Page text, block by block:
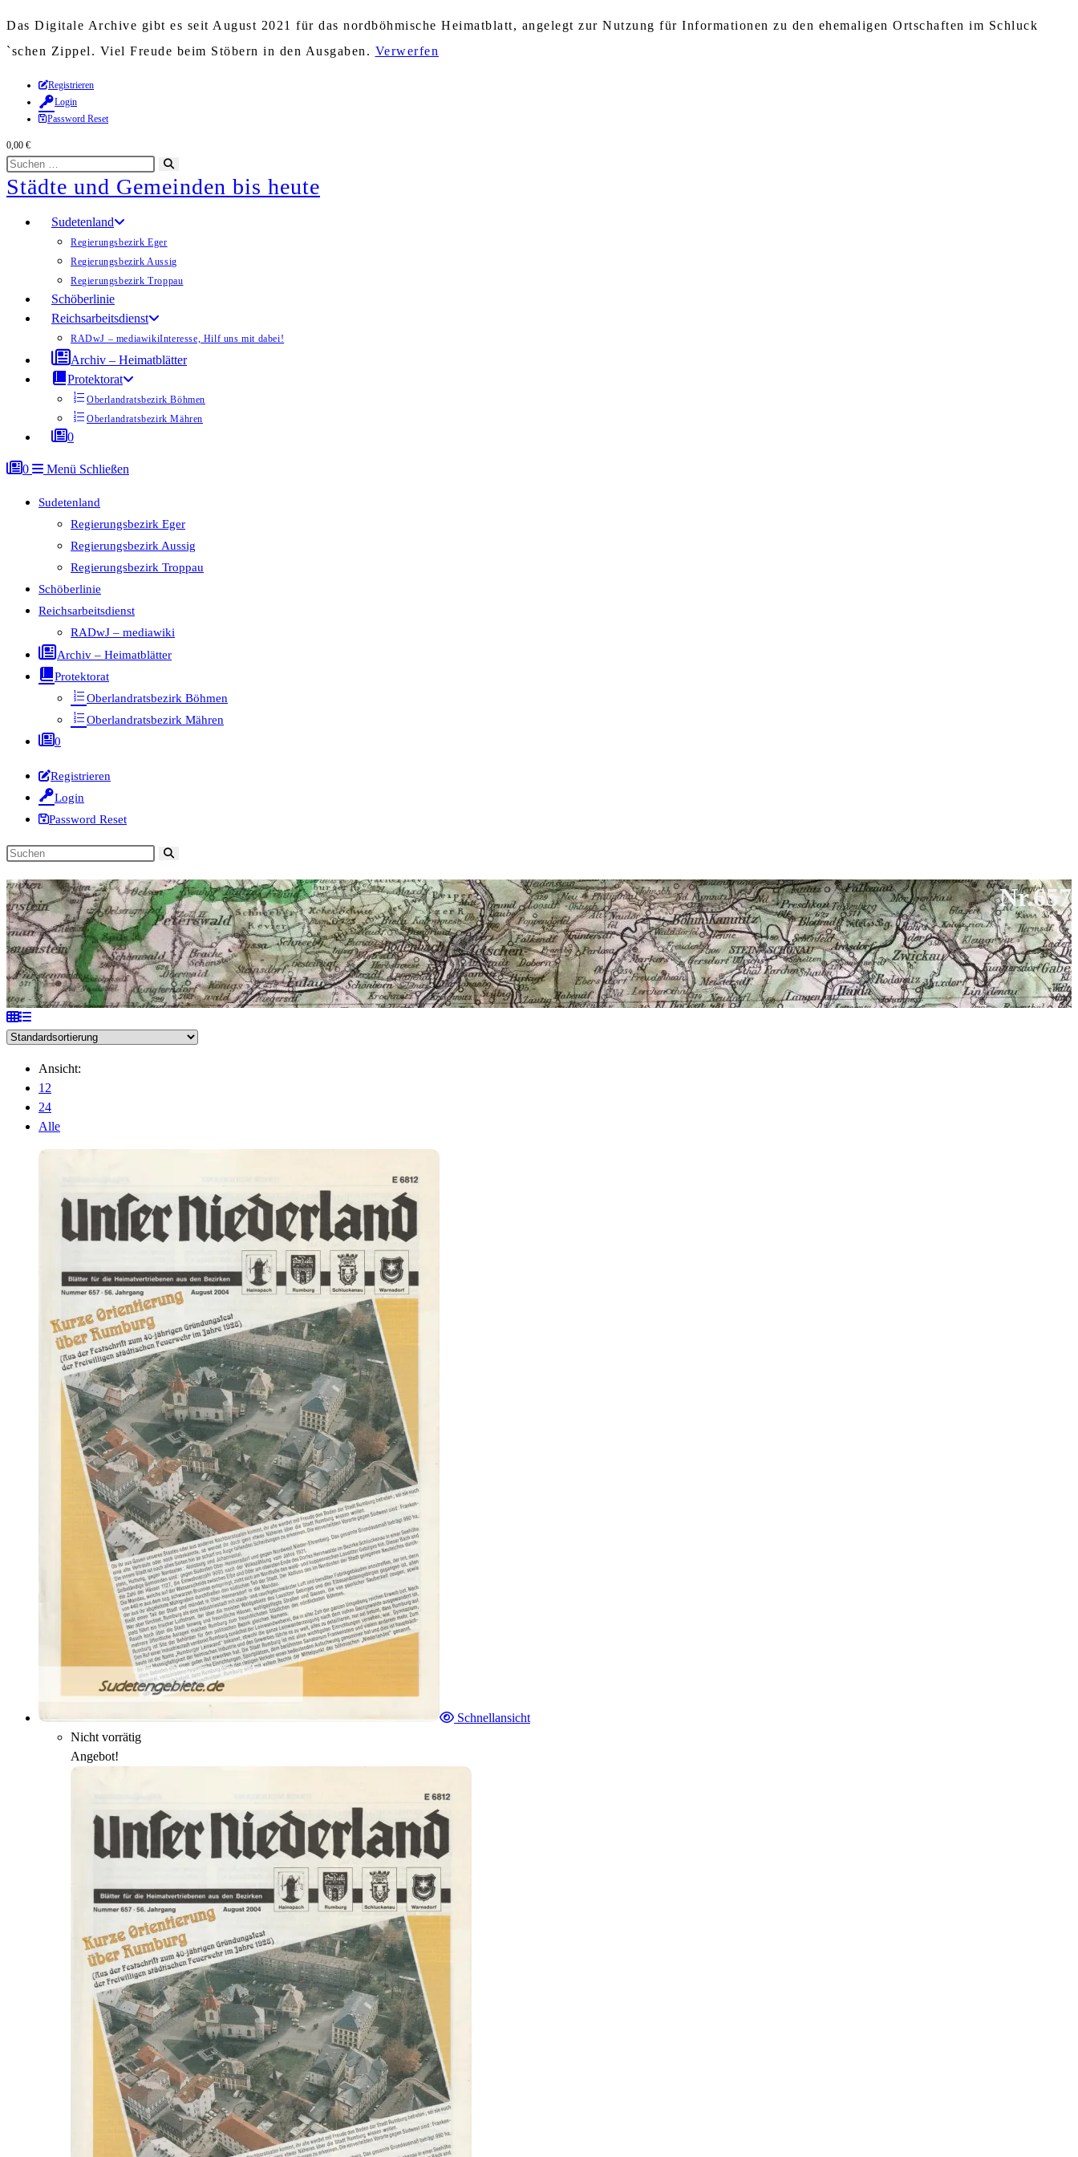
Das Digitale Archive gibt es seit August 2021 für das nordböhmische Heimatblatt, angelegt zur Nutzung für Informationen zu den ehemaligen Ortschaften im Schluck
`schen Zippel. Viel Freude beim Stöbern in den Ausgaben. Verwerfen
Zum
Inhalt
springen
Registrieren
Login
Password Reset
0,00 €
Diese
Website
durchsuchen
starten
Städte und Gemeinden bis heute
Sudetenland
Regierungsbezirk Eger
Regierungsbezirk Aussig
Regierungsbezirk Troppau
Schöberlinie
Reichsarbeitsdienst
RADwJ – mediawikiInteresse, Hilf uns mit dabei!
Archiv – Heimatblätter
Protektorat
Oberlandratsbezirk Böhmen
Oberlandratsbezirk Mähren
0
0 Menü Schließen
Sudetenland
Regierungsbezirk Eger
Regierungsbezirk Aussig
Regierungsbezirk Troppau
Schöberlinie
Reichsarbeitsdienst
RADwJ – mediawiki
Archiv – Heimatblätter
Protektorat
Oberlandratsbezirk Böhmen
Oberlandratsbezirk Mähren
0
Registrieren
Login
Password Reset
Diese
durchsuchen
Nr.657
Ansicht:
12
24
Alle
Schnellansicht
Nicht vorrätig
Angebot!